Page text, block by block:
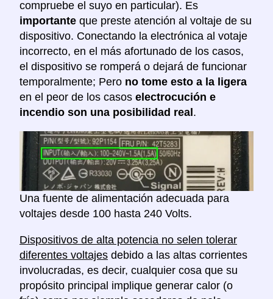
compruebe el suyo en particular). Es
importante que preste atención al voltaje de su
dispositivo. Conectando la electrónica al votaje
incorrecto, en el más afortunado de los casos,
el dispositivo se romperá o dejará de funcionar
temporalmente; Pero no tome esto a la ligera
en el peor de los casos electrocución e
incendio son una posibilidad real .
Una fuente de alimentación adecuada para
voltajes desde 100 hasta 240 Volts.
Dispositivos de alta potencia no selen tolerar
diferentes voltajes debido a las altas corrientes
involucradas, es decir, cualquier cosa que su
propósito principal implique generar calor (o